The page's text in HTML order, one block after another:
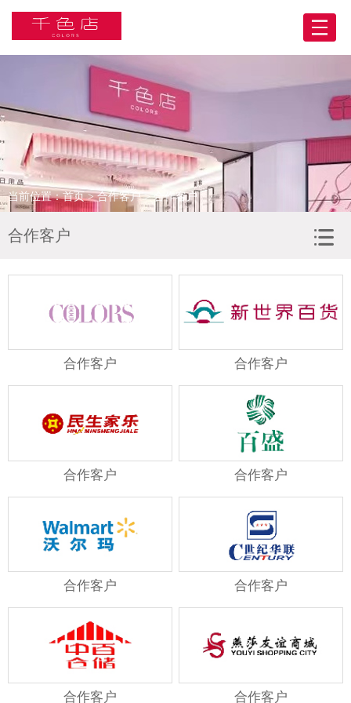
关于我们
产品展示
BA合伙人
新闻资讯
联系我们
当前位置：首页>合作客户> 合作客户
合作客户
合作客户 合作客户
合作客户 合作客户
合作客户 合作客户
合作客户 合作客户